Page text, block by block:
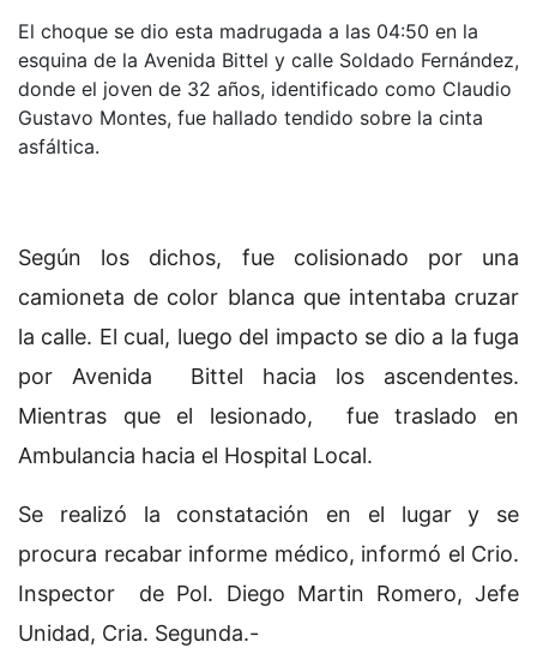
El choque se dio esta madrugada a las 04:50 en la
esquina de la Avenida Bittel y calle Soldado Fernández,
donde el joven de 32 años, identificado como Claudio
Gustavo Montes, fue hallado tendido sobre la cinta
asfáltica.
Según los dichos, fue colisionado por una
camioneta de color blanca que intentaba cruzar
la calle. El cual, luego del impacto se dio a la fuga
por Avenida Bittel hacia los ascendentes.
Mientras que el lesionado, fue traslado en
Ambulancia hacia el Hospital Local.
Se realizó la constatación en el lugar y se
procura recabar informe médico, informó el Crio.
Inspector de Pol. Diego Martin Romero, Jefe
Unidad, Cria. Segunda.-